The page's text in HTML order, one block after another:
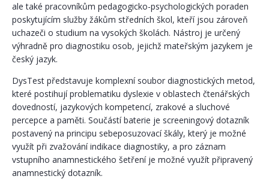
ale také pracovníkům pedagogicko-psychologických poraden
poskytujícím služby žákům středních škol, kteří jsou zároveň
uchazeči o studium na vysokých školách. Nástroj je určený
výhradně pro diagnostiku osob, jejichž mateřským jazykem je
český jazyk.
DysTest představuje komplexní soubor diagnostických metod,
které postihují problematiku dyslexie v oblastech čtenářských
dovedností, jazykových kompetencí, zrakové a sluchové
percepce a paměti. Součástí baterie je screeningový dotazník
postavený na principu sebeposuzovací škály, který je možné
využít při zvažování indikace diagnostiky, a pro záznam
vstupního anamnestického šetření je možné využít připravený
anamnestický dotazník.